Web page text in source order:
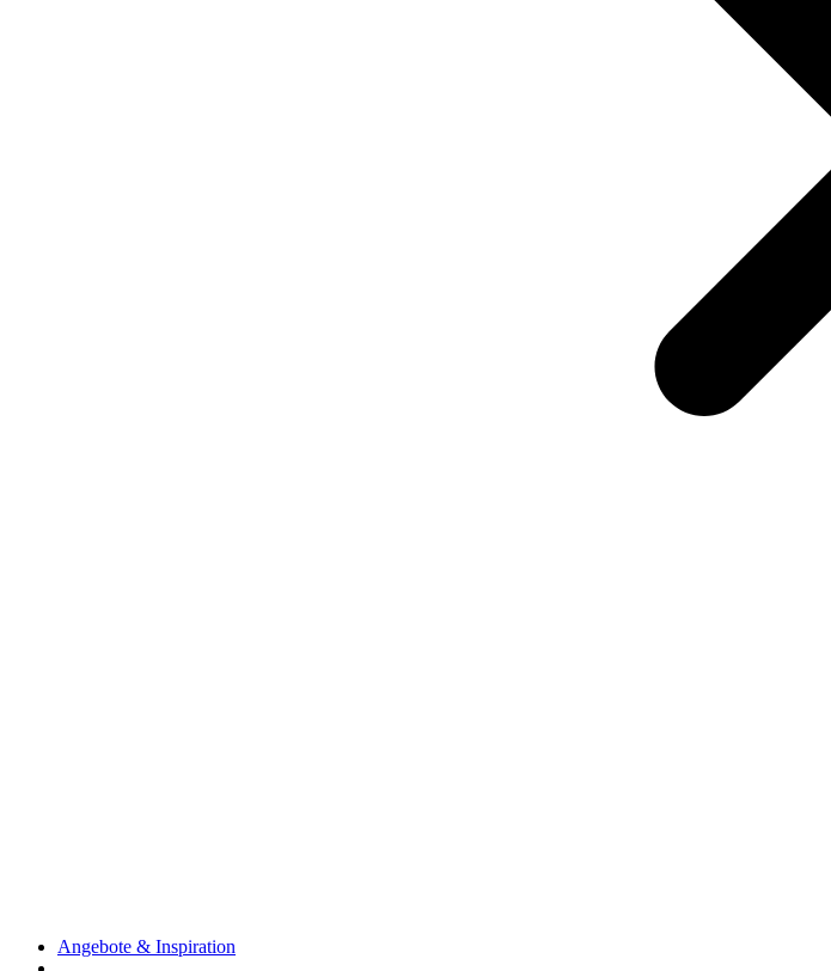
Angebote & Inspiration